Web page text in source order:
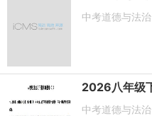
中考道德与法治
中考道德与法治